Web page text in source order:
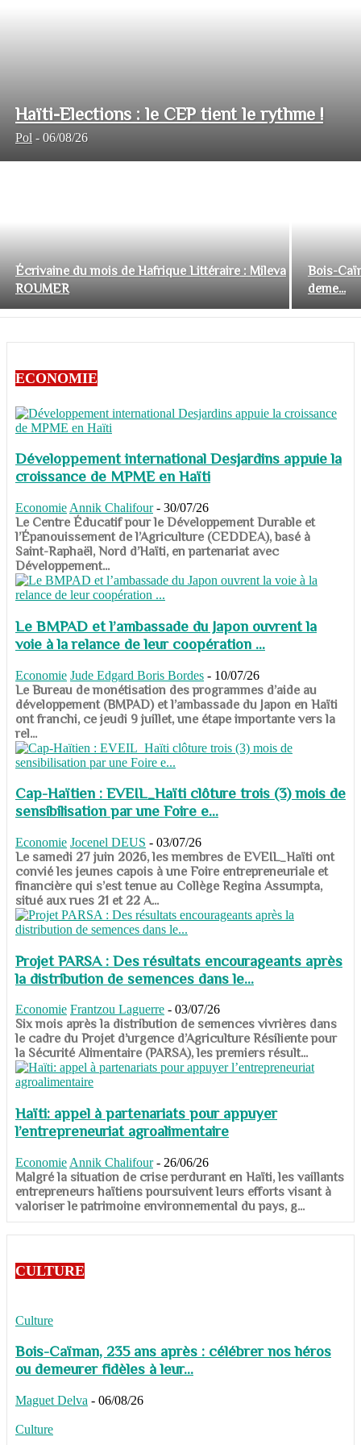
Haïti-Elections : le CEP tient le rythme !
Pol - 06/08/26
Écrivaine du mois de Hafrique Littéraire : Mileva
ROUMER
Bois-
deme...
ECONOMIE
Développement international Desjardins appuie la
croissance de MPME en Haïti
Economie Annik Chalifour - 30/07/26
​​​​​​​Le Centre Éducatif pour le Développement Durable et
l’Épanouissement de l’Agriculture (CEDDEA), basé à
Saint-Raphaël, Nord d’Haïti, en partenariat avec
Développement...
Le BMPAD et l’ambassade du Japon ouvrent la
voie à la relance de leur coopération ...
Economie Jude Edgard Boris Bordes - 10/07/26
​​​​​​​Le Bureau de monétisation des programmes d’aide au
développement (BMPAD) et l’ambassade du Japon en Haïti
ont franchi, ce jeudi 9 juillet, une étape importante vers la
rel...
Cap-Haïtien : EVEIL_Haïti clôture trois (3) mois de
sensibilisation par une Foire e...
Economie Jocenel DEUS - 03/07/26
Le samedi 27 juin 2026, les membres de EVEIL_Haïti ont
convié les jeunes capois à une Foire entrepreneuriale et
financière qui s’est tenue au Collège Regina Assumpta,
situé aux rues 21 et 22 A...
Projet PARSA : Des résultats encourageants après
la distribution de semences dans le...
Economie Frantzou Laguerre - 03/07/26
​​​​​​​Six mois après la distribution de semences vivrières dans
le cadre du Projet d’urgence d’Agriculture Résiliente pour
la Sécurité Alimentaire (PARSA), les premiers résult...
Haïti: appel à partenariats pour appuyer
l’entrepreneuriat agroalimentaire
Economie Annik Chalifour - 26/06/26
​​​​​​​Malgré la situation de crise perdurant en Haïti, les vaillants
entrepreneurs haïtiens poursuivent leurs efforts visant à
valoriser le patrimoine environnemental du pays, g...
CULTURE
Culture
Bois-Caïman, 235 ans après : célébrer nos héros
ou demeurer fidèles à leur...
Maguet Delva - 06/08/26
Culture